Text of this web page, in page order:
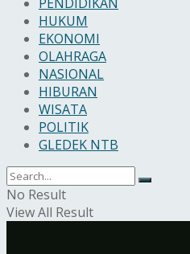
HUKUM
EKONOMI
OLAHRAGA
NASIONAL
HIBURAN
WISATA
POLITIK
GLEDEK NTB
No Result
View All Result